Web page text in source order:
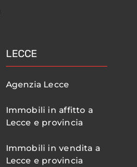
LECCE
Agenzia Lecce
Immobili in affitto a
Lecce e provincia
Immobili in vendita a
Lecce e provincia